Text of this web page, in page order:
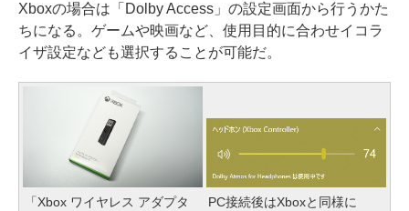
Xboxの場合は「Dolby Access」の設定画面から行うかた
ちになる。ゲームや映画など、使用目的に合わせイコラ
イザ設定なども選択することが可能だ。
「Xbox ワイヤレス アダプタ
PC接続後はXboxと同様に